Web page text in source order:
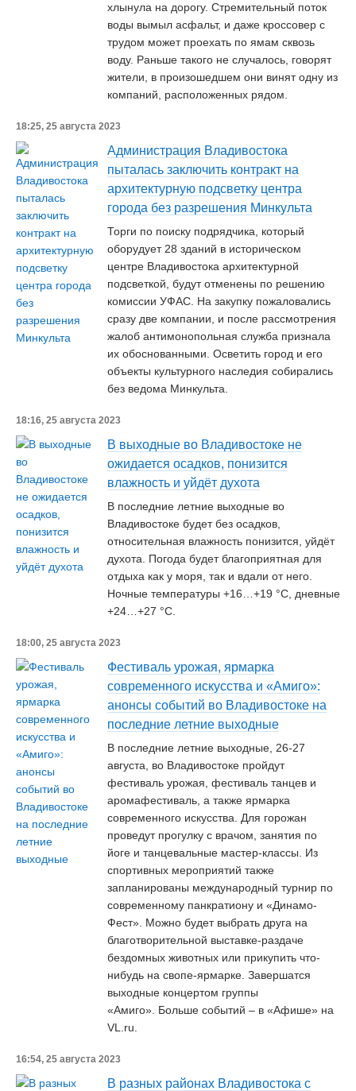
хлынула на дорогу. Стремительный поток
воды вымыл асфальт, и даже кроссовер с
трудом может проехать по ямам сквозь
воду. Раньше такого не случалось, говорят
жители, в произошедшем они винят одну из
компаний, расположенных рядом.
18:25, 25 августа 2023
Администрация Владивостока
пыталась заключить контракт на
архитектурную подсветку центра
города без разрешения Минкульта
Торги по поиску подрядчика, который
оборудует 28 зданий в историческом
центре Владивостока архитектурной
подсветкой, будут отменены по решению
комиссии УФАС. На закупку пожаловались
сразу две компании, и после рассмотрения
жалоб антимонопольная служба признала
их обоснованными. Осветить город и его
объекты культурного наследия собирались
без ведома Минкульта.
18:16, 25 августа 2023
В выходные во Владивостоке не
ожидается осадков, понизится
влажность и уйдёт духота
В последние летние выходные во
Владивостоке будет без осадков,
относительная влажность понизится, уйдёт
духота. Погода будет благоприятная для
отдыха как у моря, так и вдали от него.
Ночные температуры +16…+19 °C, дневные
+24…+27 °C.
18:00, 25 августа 2023
Фестиваль урожая, ярмарка
современного искусства и «Амиго»:
анонсы событий во Владивостоке на
последние летние выходные
В последние летние выходные, 26-27
августа, во Владивостоке пройдут
фестиваль урожая, фестиваль танцев и
аромафестиваль, а также ярмарка
современного искусства. Для горожан
проведут прогулку с врачом, занятия по
йоге и танцевальные мастер-классы. Из
спортивных мероприятий также
запланированы международный турнир по
современному панкратиону и «Динамо-
Фест». Можно будет выбрать друга на
благотворительной выставке-раздаче
бездомных животных или прикупить что-
нибудь на свопе-ярмарке. Завершатся
выходные концертом группы
«Амиго». Больше событий – в «Афише» на
VL.ru.
16:54, 25 августа 2023
В разных районах Владивостока с